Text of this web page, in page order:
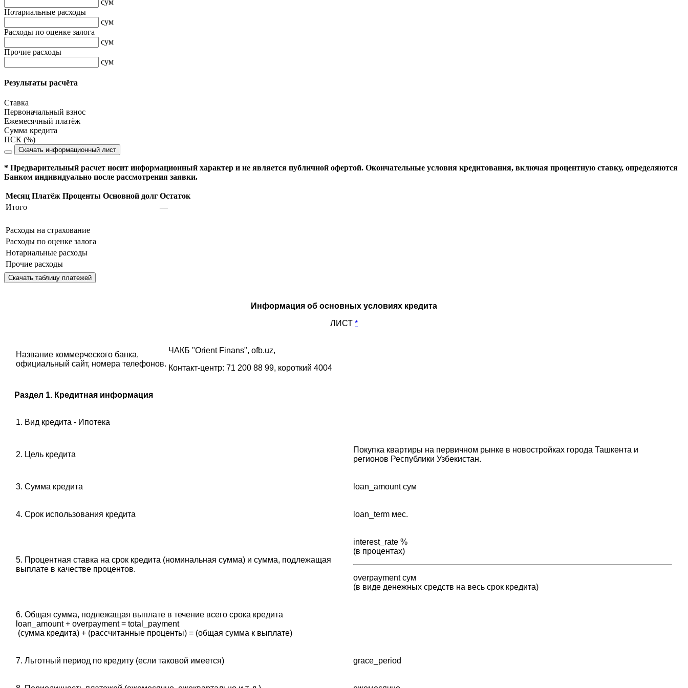
Нотариальные расходы
сум
Расходы по оценке залога
сум
Прочие расходы
сум
Результаты расчёта
Ставка
Первоначальный взнос
Ежемесячный платёж
Сумма кредита
ПСК (%)
Скачать информационный лист
* Предварительный расчет носит информационный характер и не является публичной офертой. Окончательные условия кредитования, включая процентную ставку, определяются
Банком индивидуально после рассмотрения заявки.
Месяц Платёж Проценты Основной долг Остаток
Итого
—
Расходы на страхование
Расходы по оценке залога
Нотариальные расходы
Прочие расходы
Скачать таблицу платежей
Информация об основных условиях кредита
ЛИСТ *
Название коммерческого банка,
официальный сайт, номера телефонов.
ЧАКБ "Orient Finans", ofb.uz,
Контакт-центр: 71 200 88 99, короткий 4004
Раздел 1. Кредитная информация
1. Вид кредита - Ипотека
2. Цель кредита
Покупка квартиры на первичном рынке в новостройках города Ташкента и
регионов Республики Узбекистан.
3. Сумма кредита loan_amount сум
4. Срок использования кредита loan_term мес.
5. Процентная ставка на срок кредита (номинальная сумма) и сумма, подлежащая
выплате в качестве процентов.
interest_rate %
(в процентах)
overpayment сум
(в виде денежных средств на весь срок кредита)
6. Общая сумма, подлежащая выплате в течение всего срока кредита
‎loan_amount + overpayment = total_payment
‎ (сумма кредита) + (рассчитанные проценты) = (общая сумма к выплате)
7. Льготный период по кредиту (если таковой имеется) grace_period